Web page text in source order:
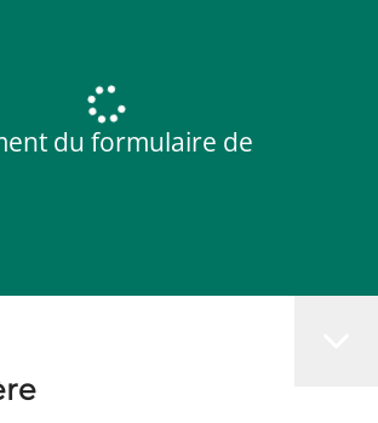
du formulaire de